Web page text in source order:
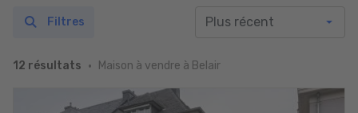
12 résultats Maison à vendre à Belair
Filtres